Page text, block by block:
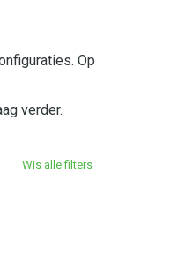
Op
verder.
Wis alle filters